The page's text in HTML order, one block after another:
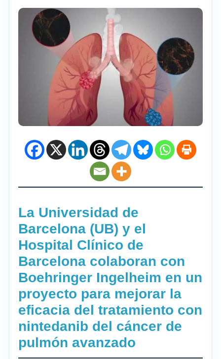
La Universidad de
Barcelona (UB) y el
Hospital Clínico de
Barcelona colaboran con
Boehringer Ingelheim en un
proyecto para mejorar la
eficacia del tratamiento con
nintedanib del cáncer de
pulmón avanzado